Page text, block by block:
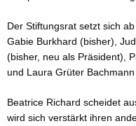
Der Stiftungsrat setzt sich
Gabie Burkhard (bisher),
(bisher, neu als Präsident),
und Laura Grüter Bachmann
Beatrice Richard scheidet
wird sich verstärkt ihren